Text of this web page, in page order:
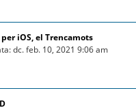
iOS, el Trencamots
dc. feb. 10, 2021 9:06 am